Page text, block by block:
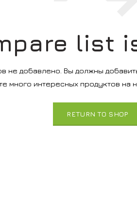
list
не добавлено. Вы должны
много интересных продуктов на
RETURN TO SHOP